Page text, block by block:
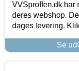
VVSproffen.dk har
deres webshop.
dages levering.
Se